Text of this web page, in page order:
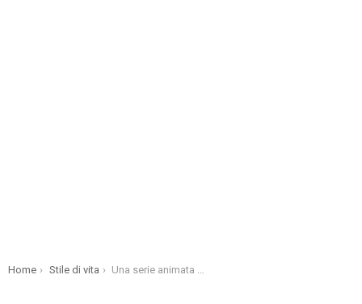
You are here:
Home Stile di vita Una serie animata Fight Club di Netflix potrebbe continuare il franchise